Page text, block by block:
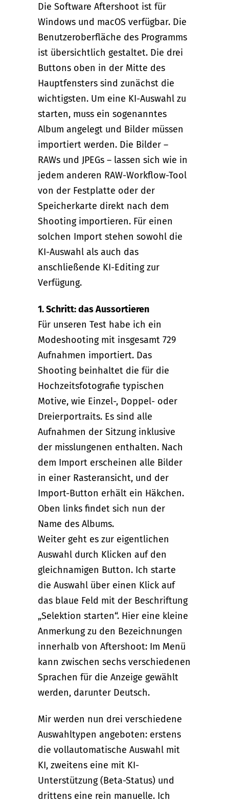
Die Software Aftershoot ist für
Windows und macOS verfügbar. Die
Benutzeroberfläche des Programms
ist übersichtlich gestaltet. Die drei
Buttons oben in der Mitte des
Hauptfensters sind zunächst die
wichtigsten. Um eine KI-Auswahl zu
starten, muss ein sogenanntes
Album angelegt und Bilder müssen
importiert werden. Die Bilder –
RAWs und JPEGs – lassen sich wie in
jedem anderen RAW-Workflow-Tool
von der Festplatte oder der
Speicherkarte direkt nach dem
Shooting importieren. Für einen
solchen Import stehen sowohl die
KI-Auswahl als auch das
anschließende KI-Editing zur
Verfügung.
1. Schritt: das Aussortieren
Für unseren Test habe ich ein
Modeshooting mit insgesamt 729
Aufnahmen importiert. Das
Shooting beinhaltet die für die
Hochzeitsfotografie typischen
Motive, wie Einzel-, Doppel- oder
Dreierportraits. Es sind alle
Aufnahmen der Sitzung inklusive
der misslungenen enthalten. Nach
dem Import erscheinen alle Bilder
in einer Rasteransicht, und der
Import-Button erhält ein Häkchen.
Oben links findet sich nun der
Name des Albums.
Weiter geht es zur eigentlichen
Auswahl durch Klicken auf den
gleichnamigen Button. Ich starte
die Auswahl über einen Klick auf
das blaue Feld mit der Beschriftung
„Selektion starten“. Hier eine kleine
Anmerkung zu den Bezeichnungen
innerhalb von Aftershoot: Im Menü
kann zwischen sechs verschiedenen
Sprachen für die Anzeige gewählt
werden, darunter Deutsch.
Mir werden nun drei verschiedene
Auswahltypen angeboten: erstens
die vollautomatische Auswahl mit
KI, zweitens eine mit KI-
Unterstützung (Beta-Status) und
drittens eine rein manuelle. Ich